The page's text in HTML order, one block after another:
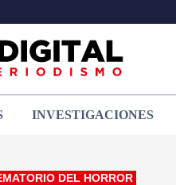
INVESTIGACIONES
DEL HORROR